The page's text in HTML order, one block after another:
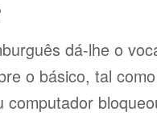
dá-lhe o
o básico, tal
computador